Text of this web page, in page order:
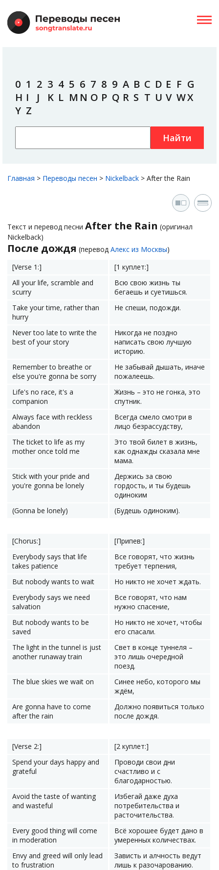
0 1 2 3 4 5 6 7 8 9 A B C D E F G
H I J K L M N O P Q R S T U V WX
Y Z
Найти
Главная > Переводы песен > Nickelback > After the Rain
Текст и перевод песни After the Rain (оригинал
Nickelback)
После дождя (перевод Алекс из Москвы)
[Verse 1:]
[1 куплет:]
All your life, scramble and
scurry
Всю свою жизнь ты
бегаешь и суетишься.
Take your time, rather than
hurry
Не спеши, подожди.
Never too late to write the
best of your story
Никогда не поздно
написать свою лучшую
историю.
Remember to breathe or
else you're gonna be sorry
Не забывай дышать, иначе
пожалеешь.
Life's no race, it's a
companion
Жизнь – это не гонка, это
спутник.
Always face with reckless
abandon
Всегда смело смотри в
лицо безрассудству,
The ticket to life as my
mother once told me
Это твой билет в жизнь,
как однажды сказала мне
мама.
Stick with your pride and
you're gonna be lonely
Держись за свою
гордость, и ты будешь
одиноким
(Gonna be lonely)
(Будешь одиноким).
[Chorus:]
[Припев:]
Everybody says that life
takes patience
Все говорят, что жизнь
требует терпения,
But nobody wants to wait
Но никто не хочет ждать.
Everybody says we need
salvation
Все говорят, что нам
нужно спасение,
But nobody wants to be
saved
Но никто не хочет, чтобы
его спасали.
The light in the tunnel is just
another runaway train
Свет в конце туннеля –
это лишь очередной
поезд.
The blue skies we wait on
Синее небо, которого мы
ждём,
Are gonna have to come
after the rain
Должно появиться только
после дождя.
[Verse 2:]
[2 куплет:]
Spend your days happy and
grateful
Проводи свои дни
счастливо и с
благодарностью.
Avoid the taste of wanting
and wasteful
Избегай даже духа
потребительства и
расточительства.
Every good thing will come
in moderation
Всё хорошее будет дано в
умеренных количествах.
Envy and greed will only lead
to frustration
Зависть и алчность ведут
лишь к разочарованию.